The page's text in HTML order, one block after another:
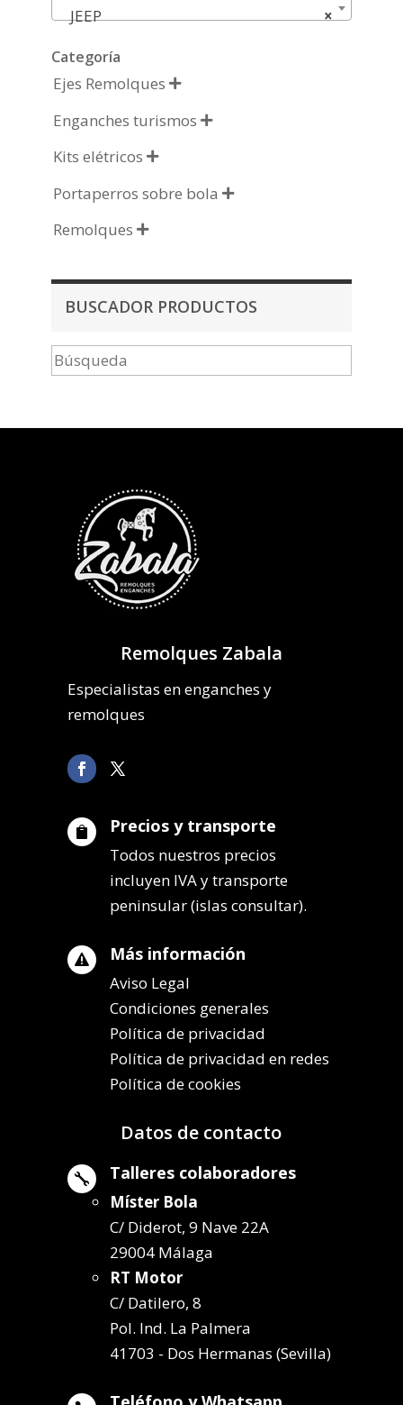
×
JEEP
Categoría
Ejes Remolques 
Enganches turismos 
Kits elétricos 
Portaperros sobre bola 
Remolques 
BUSCADOR PRODUCTOS
Remolques Zabala
Especialistas en enganches y
remolques
 Precios y transporte
Todos nuestros precios
incluyen IVA y transporte
peninsular (islas consultar).
 Más información
Aviso Legal
Condiciones generales
Política de privacidad
Política de privacidad en redes
Política de cookies
Datos de contacto
 Talleres colaboradores
Míster Bola
C/ Diderot, 9 Nave 22A
29004 Málaga
RT Motor
C/ Datilero, 8
Pol. Ind. La Palmera
41703 - Dos Hermanas (Sevilla)